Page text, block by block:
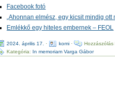
Facebook fotó
„Ahonnan elmész, egy kicsit mindig
Emlékkő egy hiteles embernek – FEOL
2024. április 17. · komi ·
Hozzászólás
Kategória: In memoriam Varga Gábor